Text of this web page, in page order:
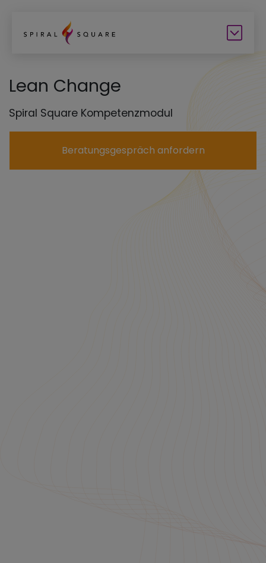
Lean Change
Spiral Square Kompetenzmodul
Beratungsgespräch anfordern